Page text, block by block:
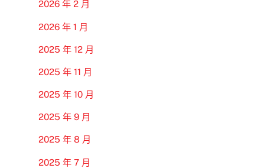
2026 年 2 月
2026 年 1 月
2025 年 12 月
2025 年 11 月
2025 年 10 月
2025 年 9 月
2025 年 8 月
2025 年 7 月